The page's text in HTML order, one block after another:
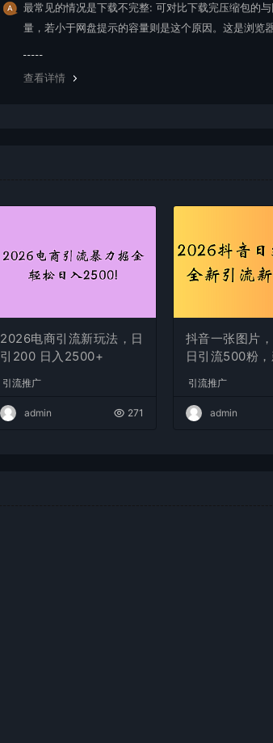
最常见的情况是下载不完整: 可对比下载完压缩包的
量，若小于网盘提示的容量则是这个原因。这是浏览
查看详情
2026电商引流新玩法，日
引200 日入2500+
引流推广
admin 271
抖音一张图片
日引流500粉
引流推广
admin